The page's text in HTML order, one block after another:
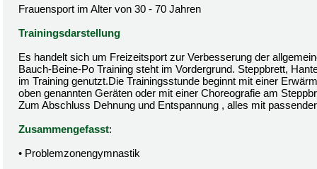
Frauensport im Alter von 30 - 70 Jahren
Trainingsdarstellung
Es handelt sich um Freizeitsport zur Verbesserung der
Bauch-Beine-Po Training steht im Vordergrund. Steppbrett,
im Training genutzt.Die Trainingsstunde beginnt mit einer
oben genannten Geräten oder mit einer Choreografie am
Zum Abschluss Dehnung und Entspannung , alles mit
Zusammengefasst:
• Problemzonengymnastik